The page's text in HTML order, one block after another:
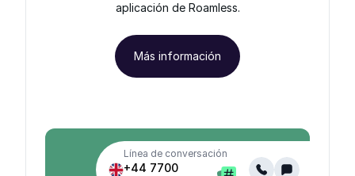
aplicación de Roamless.
Más información
Línea de conversación
+44 7700